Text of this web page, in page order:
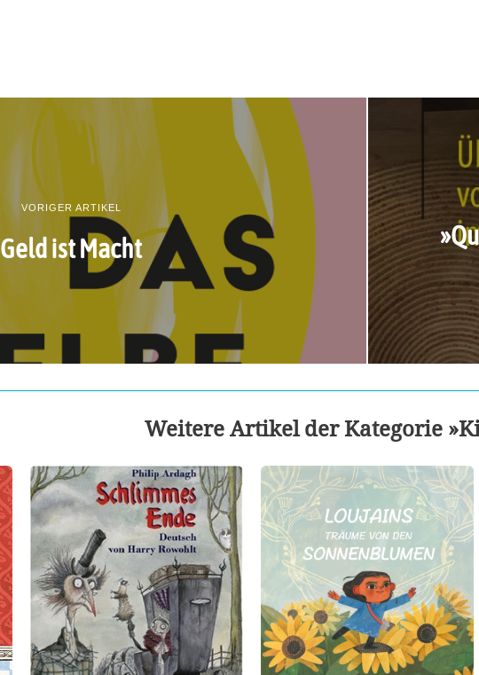
VORIGER ARTIKEL
Geld ist Macht
Weitere Artikel der Kategorie